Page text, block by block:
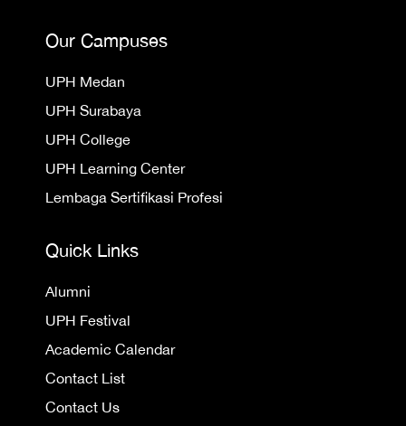
Our Campuses
UPH Medan
UPH Surabaya
UPH College
UPH Learning Center
Lembaga Sertifikasi Profesi
Quick Links
Alumni
UPH Festival
Academic Calendar
Contact List
Contact Us